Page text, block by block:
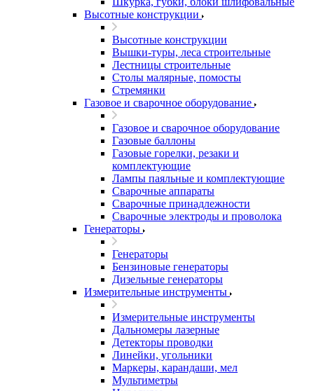
Высотные конструкции
Высотные конструкции
Вышки-туры, леса строительные
Лестницы строительные
Столы малярные, помосты
Стремянки
Газовое и сварочное оборудование
Газовое и сварочное оборудование
Газовые баллоны
Газовые горелки, резаки и
комплектующие
Лампы паяльные и комплектующие
Сварочные аппараты
Сварочные принадлежности
Сварочные электроды и проволока
Генераторы
Генераторы
Бензиновые генераторы
Дизельные генераторы
Измерительные инструменты
Измерительные инструменты
Дальномеры лазерные
Детекторы проводки
Линейки, угольники
Маркеры, карандаши, мел
Мультиметры